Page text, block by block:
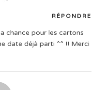
RÉPONDRE
chance pour les cartons
date déjà parti ^^ !! Merci